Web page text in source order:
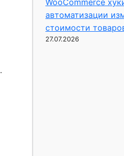
WooCommerce
автоматизации
стоимости
27.07.2026